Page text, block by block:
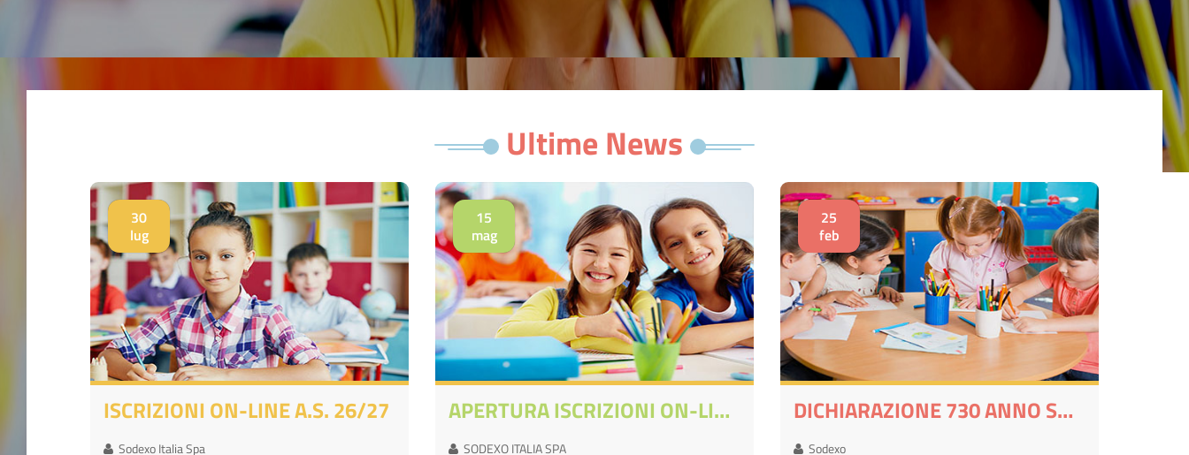
Ultime News
30
lug
ISCRIZIONI ON-LINE A.S. 26/27
Sodexo Italia Spa
15
mag
APERTURA ISCRIZIONI ON-LINE A.S. 26/27
SODEXO ITALIA SPA
25
feb
DICHIARAZIONE 730 ANNO SOLARE 2025
Sodexo